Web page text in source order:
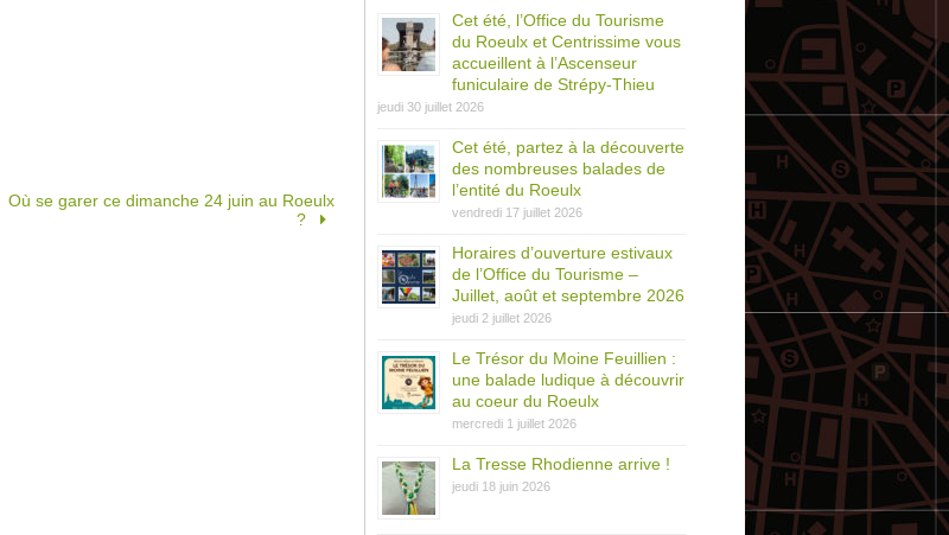
Où se garer ce dimanche 24 juin au Roeulx
?
Cet été, l’Office du Tourisme
du Roeulx et Centrissime vous
accueillent à l’Ascenseur
funiculaire de Strépy-Thieu
jeudi 30 juillet 2026
Cet été, partez à la découverte
des nombreuses balades de
l’entité du Roeulx
vendredi 17 juillet 2026
Horaires d’ouverture estivaux
de l’Office du Tourisme –
Juillet, août et septembre 2026
jeudi 2 juillet 2026
Le Trésor du Moine Feuillien :
une balade ludique à découvrir
au coeur du Roeulx
mercredi 1 juillet 2026
La Tresse Rhodienne arrive !
jeudi 18 juin 2026